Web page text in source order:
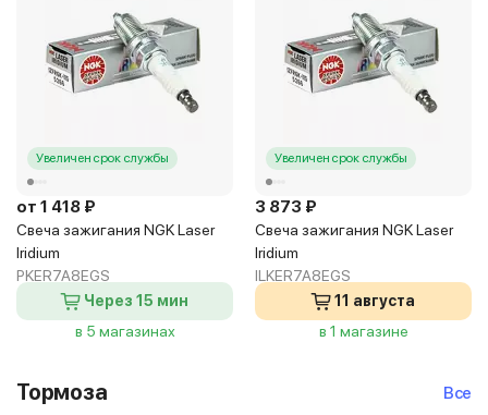
Увеличен срок службы
от 1 418 ₽
Свеча зажигания NGK Laser
Iridium
PKER7A8EGS
Через 15 мин
в 5 магазинах
Увеличен срок службы
3 873 ₽
Свеча зажигания NGK Laser
Iridium
ILKER7A8EGS
11 августа
в 1 магазине
Тормоза Все